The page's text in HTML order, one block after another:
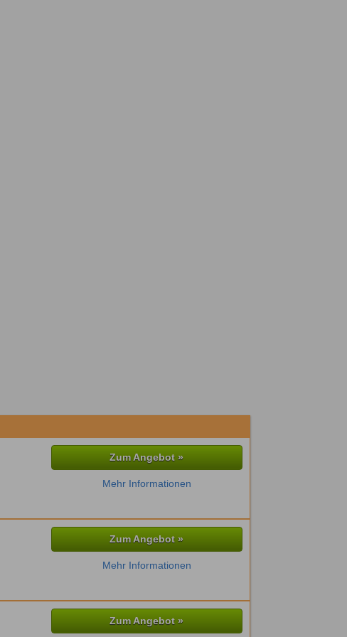
Zum Angebot »
Mehr Informationen
Zum Angebot »
Mehr Informationen
Zum Angebot »